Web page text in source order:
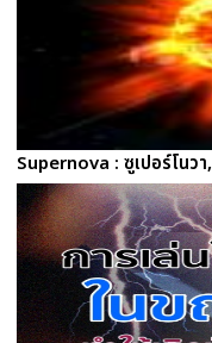
Supernova : ซูเปอร์โนว